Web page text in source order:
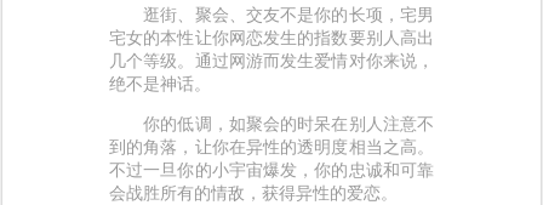
逛街、聚会、交友不是你的长项，宅男
宅女的本性让你网恋发生的指数要别人高出
几个等级。通过网游而发生爱情对你来说，
绝不是神话。
你的低调，如聚会的时呆在别人注意不
到的角落，让你在异性的透明度相当之高。
不过一旦你的小宇宙爆发，你的忠诚和可靠
会战胜所有的情敌，获得异性的爱恋。